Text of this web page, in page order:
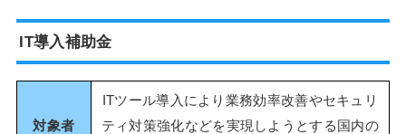
IT導入補助金
対象者
ITツール導入により業務効率改善やセキュリ
ティ対策強化などを実現しようとする国内の